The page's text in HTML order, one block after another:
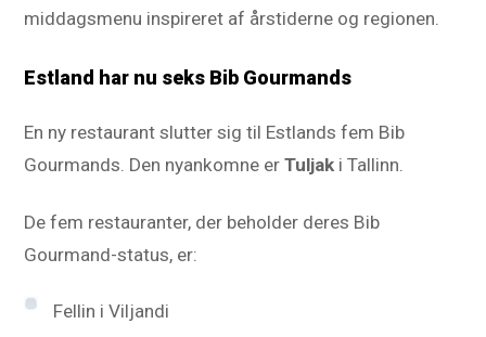
middagsmenu inspireret af årstiderne og regionen.
Estland har nu seks Bib Gourmands
En ny restaurant slutter sig til Estlands fem Bib
Gourmands. Den nyankomne erTuljak i Tallinn.
De fem restauranter, der beholder deres Bib
Gourmand-status, er:
Fellin i Viljandi